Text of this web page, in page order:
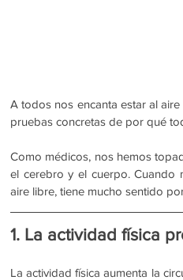
A todos nos encanta estar al
pruebas concretas de por qué
Como médicos, nos hemos
el cerebro y el cuerpo. Cuando
aire libre, tiene mucho sentido
1. La actividad física
La actividad física aumenta la